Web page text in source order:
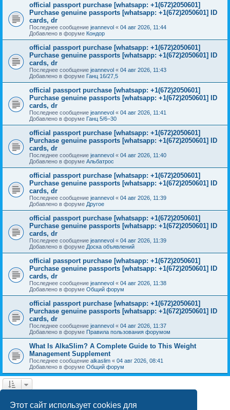
Этот сайт использует cookies для
official passport purchase [whatsapp: +1(672)2050601]
Purchase genuine passports [whatsapp: +1(672)2050601] ID
cards, dr
Последнее сообщение jeannevol « 04 авг 2026, 11:44
Добавлено в форуме Кондор
official passport purchase [whatsapp: +1(672)2050601]
Purchase genuine passports [whatsapp: +1(672)2050601] ID
cards, dr
Последнее сообщение jeannevol « 04 авг 2026, 11:43
Добавлено в форуме Ганц 16/27,5
official passport purchase [whatsapp: +1(672)2050601]
Purchase genuine passports [whatsapp: +1(672)2050601] ID
cards, dr
Последнее сообщение jeannevol « 04 авг 2026, 11:41
Добавлено в форуме Ганц 5/6–30
official passport purchase [whatsapp: +1(672)2050601]
Purchase genuine passports [whatsapp: +1(672)2050601] ID
cards, dr
Последнее сообщение jeannevol « 04 авг 2026, 11:40
Добавлено в форуме Альбатрос
official passport purchase [whatsapp: +1(672)2050601]
Purchase genuine passports [whatsapp: +1(672)2050601] ID
cards, dr
Последнее сообщение jeannevol « 04 авг 2026, 11:39
Добавлено в форуме Другое
official passport purchase [whatsapp: +1(672)2050601]
Purchase genuine passports [whatsapp: +1(672)2050601] ID
cards, dr
Последнее сообщение jeannevol « 04 авг 2026, 11:39
Добавлено в форуме Доска объявлений
official passport purchase [whatsapp: +1(672)2050601]
Purchase genuine passports [whatsapp: +1(672)2050601] ID
cards, dr
Последнее сообщение jeannevol « 04 авг 2026, 11:38
Добавлено в форуме Общий форум
official passport purchase [whatsapp: +1(672)2050601]
Purchase genuine passports [whatsapp: +1(672)2050601] ID
cards, dr
Последнее сообщение jeannevol « 04 авг 2026, 11:37
Добавлено в форуме Правила пользования форумом
What Is AlkaSlim? A Complete Guide to This Weight
Management Supplement
Последнее сообщение alkaslim « 04 авг 2026, 08:41
Добавлено в форуме Общий форум